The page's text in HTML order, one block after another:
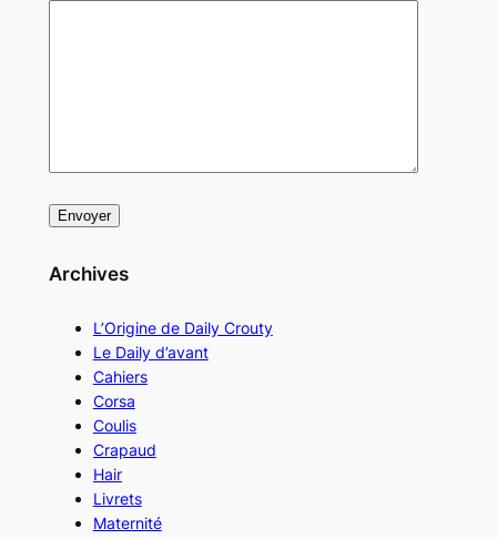
Archives
L’Origine de Daily Crouty
Le Daily d’avant
Cahiers
Corsa
Coulis
Crapaud
Hair
Livrets
Maternité